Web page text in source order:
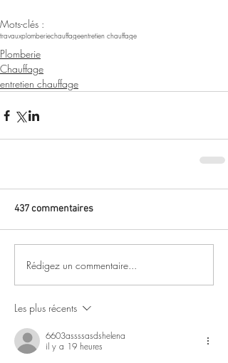
Mots-clés :
travauxplomberiechauffageentretien chauffage
Plomberie
Chauffage
entretien chauffage
437 commentaires
Rédigez un commentaire...
Les plus récents
6603assssasdshelena
il y a 19 heures